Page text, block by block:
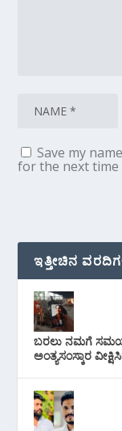
Save my
for the next time
ಇತ್ತೀಚಿನ
ಬರಲು ನಮಗೆ
ಅಂತ್ಯಸಂಸ್ಕಾರ